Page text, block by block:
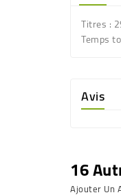
Titres :
Temps
Avis
16
Ajouter Un